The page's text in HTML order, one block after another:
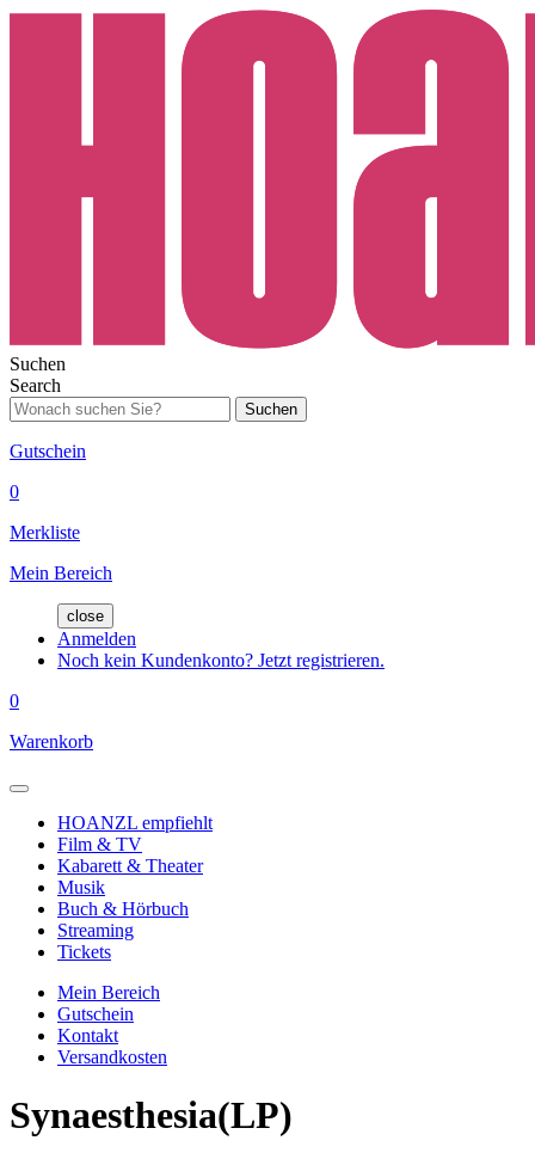
Suchen
Search
Suchen
Gutschein
0
Merkliste
Mein Bereich
close
Anmelden
Noch kein Kundenkonto? Jetzt registrieren.
0
Warenkorb
HOANZL empfiehlt
Film & TV
Kabarett & Theater
Musik
Buch & Hörbuch
Streaming
Tickets
Mein Bereich
Gutschein
Kontakt
Versandkosten
Synaesthesia(LP)